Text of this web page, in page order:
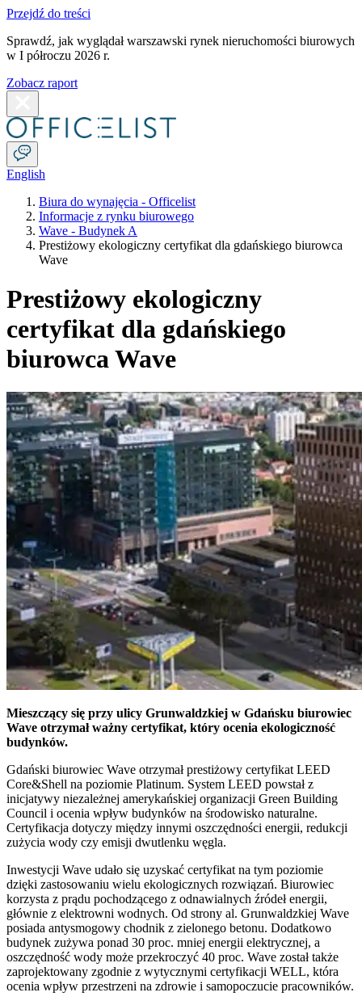
Przejdź do treści
Sprawdź, jak wyglądał warszawski rynek nieruchomości biurowych
w I półroczu 2026 r.
Zobacz raport
English
Biura do wynajęcia - Officelist
Informacje z rynku biurowego
Wave - Budynek A
Prestiżowy ekologiczny certyfikat dla gdańskiego biurowca
Wave
Prestiżowy ekologiczny
certyfikat dla gdańskiego
biurowca Wave
Mieszczący się przy ulicy Grunwaldzkiej w Gdańsku biurowiec
Wave otrzymał ważny certyfikat, który ocenia ekologiczność
budynków.
Gdański biurowiec Wave otrzymał prestiżowy certyfikat LEED
Core&Shell na poziomie Platinum. System LEED powstał z
inicjatywy niezależnej amerykańskiej organizacji Green Building
Council i ocenia wpływ budynków na środowisko naturalne.
Certyfikacja dotyczy między innymi oszczędności energii, redukcji
zużycia wody czy emisji dwutlenku węgla.
Inwestycji Wave udało się uzyskać certyfikat na tym poziomie
dzięki zastosowaniu wielu ekologicznych rozwiązań. Biurowiec
korzysta z prądu pochodzącego z odnawialnych źródeł energii,
głównie z elektrowni wodnych. Od strony al. Grunwaldzkiej Wave
posiada antysmogowy chodnik z zielonego betonu. Dodatkowo
budynek zużywa ponad 30 proc. mniej energii elektrycznej, a
oszczędność wody może przekroczyć 40 proc. Wave został także
zaprojektowany zgodnie z wytycznymi certyfikacji WELL, która
ocenia wpływ przestrzeni na zdrowie i samopoczucie pracowników.